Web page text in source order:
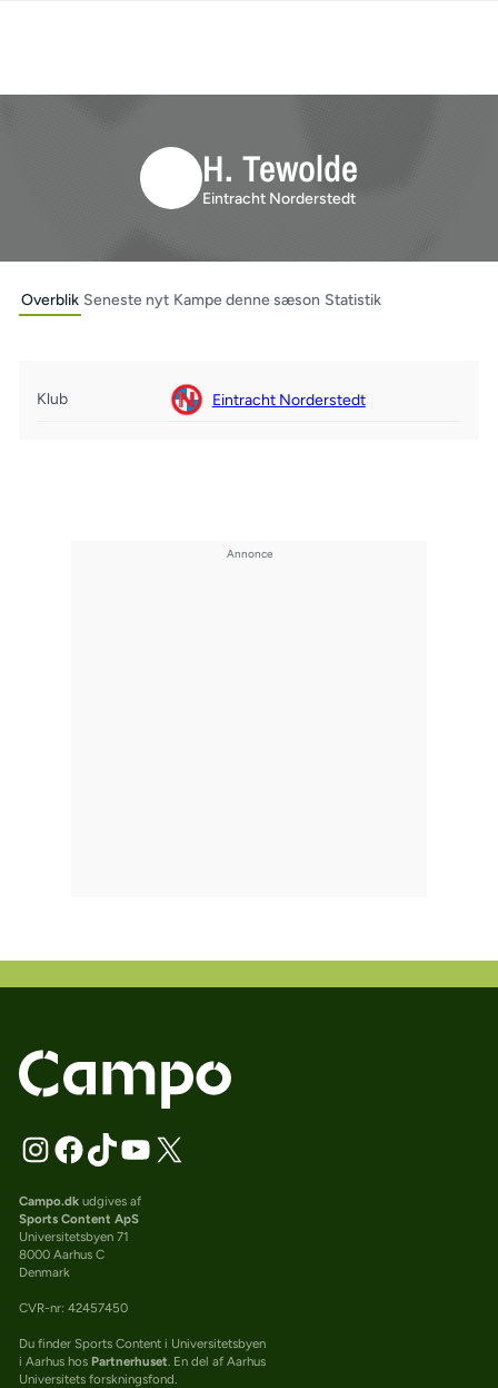
H. Tewolde
Eintracht Norderstedt
Overblik Seneste nyt Kampe denne sæson Statistik
Klub Eintracht Norderstedt
Campo.dkudgives af
Sports Content ApS
Universitetsbyen 71
8000 Aarhus C
Denmark
CVR-nr: 42457450
Du finder Sports Content i Universitetsbyen
i Aarhus hos Partnerhuset. En del af Aarhus
Universitets forskningsfond.